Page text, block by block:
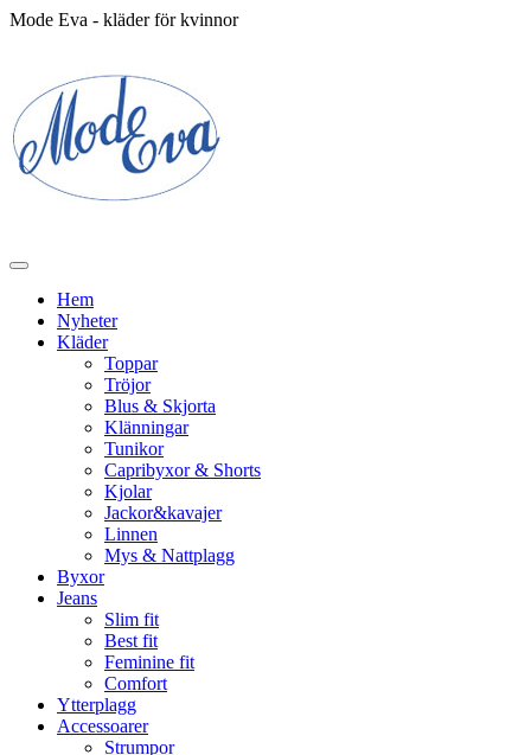
Mode Eva - kläder för kvinnor
Hem
Nyheter
Kläder
Toppar
Tröjor
Blus & Skjorta
Klänningar
Tunikor
Capribyxor & Shorts
Kjolar
Jackor&kavajer
Linnen
Mys & Nattplagg
Byxor
Jeans
Slim fit
Best fit
Feminine fit
Comfort
Ytterplagg
Accessoarer
Strumpor